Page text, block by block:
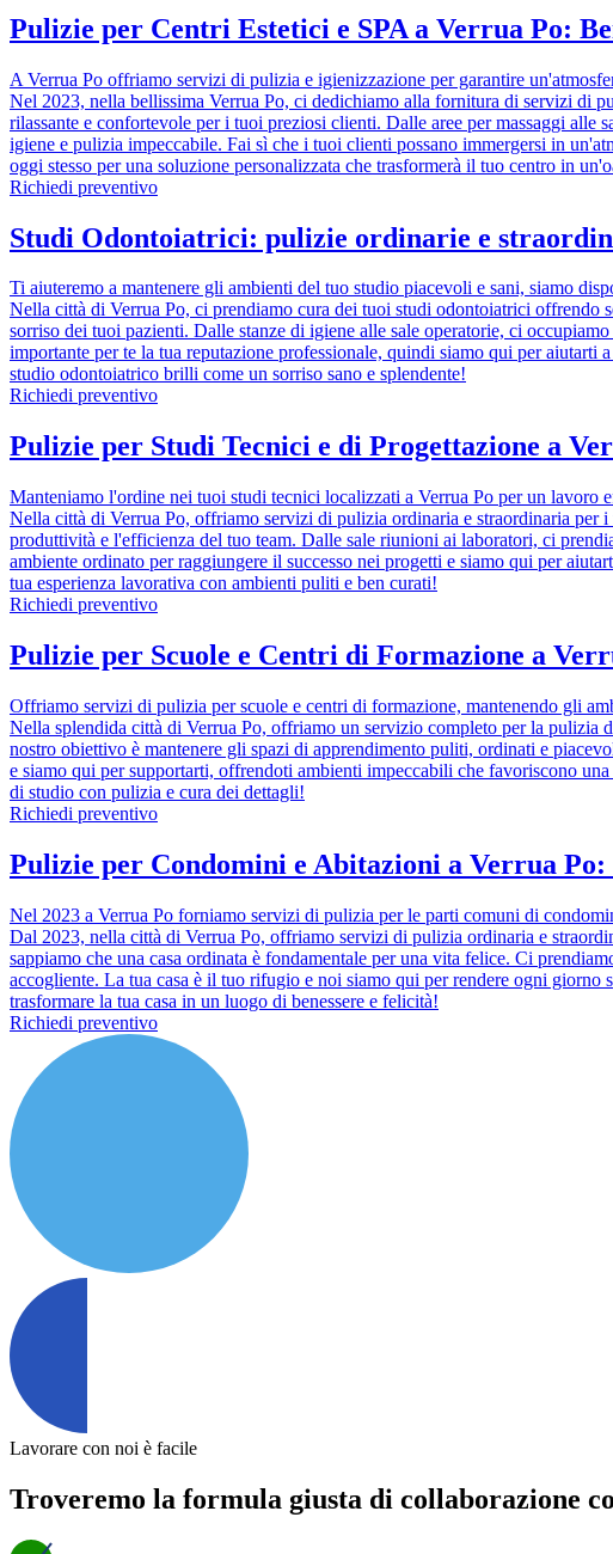
Pulizie per Centri Estetici e SPA a Verrua Po:
A Verrua Po offriamo servizi di pulizia e igienizzazione per garantire
Nel 2023, nella bellissima Verrua Po, ci dedichiamo alla fornitura di servizi di
rilassante e confortevole per i tuoi preziosi clienti. Dalle aree per massaggi alle
igiene e pulizia impeccabile. Fai sì che i tuoi clienti possano immergersi in
oggi stesso per una soluzione personalizzata che trasformerà il tuo centro in
Richiedi preventivo
Studi Odontoiatrici: pulizie ordinarie e
Ti aiuteremo a mantenere gli ambienti del tuo studio piacevoli e sani, siamo
Nella città di Verrua Po, ci prendiamo cura dei tuoi studi odontoiatrici
sorriso dei tuoi pazienti. Dalle stanze di igiene alle sale operatorie, ci
importante per te la tua reputazione professionale, quindi siamo qui per
studio odontoiatrico brilli come un sorriso sano e splendente!
Richiedi preventivo
Pulizie per Studi Tecnici e di Progettazione a
Manteniamo l'ordine nei tuoi studi tecnici localizzati a Verrua Po per un lavoro
Nella città di Verrua Po, offriamo servizi di pulizia ordinaria e straordinaria
produttività e l'efficienza del tuo team. Dalle sale riunioni ai laboratori, ci
ambiente ordinato per raggiungere il successo nei progetti e siamo qui per
tua esperienza lavorativa con ambienti puliti e ben curati!
Richiedi preventivo
Pulizie per Scuole e Centri di Formazione a
Offriamo servizi di pulizia per scuole e centri di formazione, mantenendo gli
Nella splendida città di Verrua Po, offriamo un servizio completo per la
nostro obiettivo è mantenere gli spazi di apprendimento puliti, ordinati e
e siamo qui per supportarti, offrendoti ambienti impeccabili che favoriscono
di studio con pulizia e cura dei dettagli!
Richiedi preventivo
Pulizie per Condomini e Abitazioni a Verrua
Nel 2023 a Verrua Po forniamo servizi di pulizia per le parti comuni di
Dal 2023, nella città di Verrua Po, offriamo servizi di pulizia ordinaria e
sappiamo che una casa ordinata è fondamentale per una vita felice. Ci
accogliente. La tua casa è il tuo rifugio e noi siamo qui per rendere ogni
trasformare la tua casa in un luogo di benessere e felicità!
Richiedi preventivo
Lavorare con noi è facile
Troveremo la formula giusta di collaborazione